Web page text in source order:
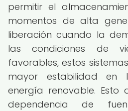
permitir el
momentos de alta
liberación cuando la
las condiciones de
favorables, estos
mayor estabilidad en
energía renovable. Esto
dependencia de